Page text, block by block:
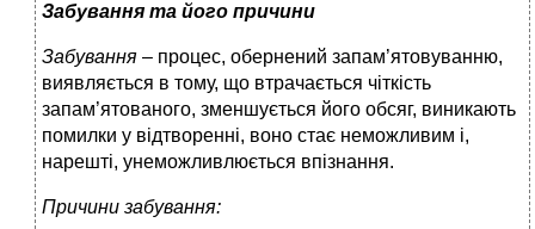
Забування та його причини
Забування – процес, обернений запам’ятовуванню,
виявляється в тому, що втрачається чіткість
запам’ятованого, зменшується його обсяг, виникають
помилки у відтворенні, воно стає неможливим і,
нарешті, унеможливлюється впізнання.
Причини забування: